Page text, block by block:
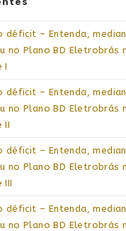
déficit – Entenda,
no Plano BD Eletrobrás
I
déficit – Entenda,
no Plano BD Eletrobrás
II
déficit – Entenda,
no Plano BD Eletrobrás
III
déficit – Entenda,
no Plano BD Eletrobrás